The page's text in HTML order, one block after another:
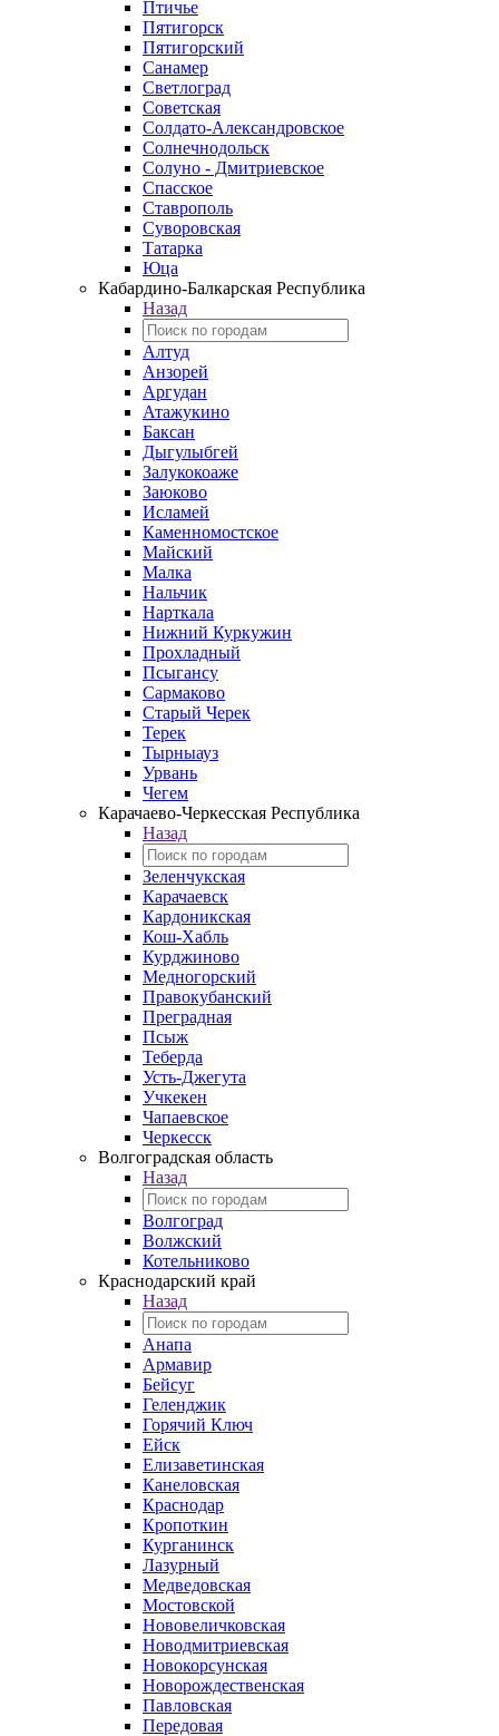
Птичье
Пятигорск
Пятигорский
Санамер
Светлоград
Советская
Солдато-Александровское
Солнечнодольск
Солуно - Дмитриевское
Спасское
Ставрополь
Суворовская
Татарка
Юца
Кабардино‑Балкарская Республика
Назад
Алтуд
Анзорей
Аргудан
Атажукино
Баксан
Дыгулыбгей
Залукокоаже
Заюково
Исламей
Каменномостское
Майский
Малка
Нальчик
Нарткала
Нижний Куркужин
Прохладный
Псыгансу
Сармаково
Старый Черек
Терек
Тырныауз
Урвань
Чегем
Карачаево-Черкесская Республика
Назад
Зеленчукская
Карачаевск
Кардоникская
Кош-Хабль
Курджиново
Медногорский
Правокубанский
Преградная
Псыж
Теберда
Усть-Джегута
Учкекен
Чапаевское
Черкесск
Волгоградская область
Назад
Волгоград
Волжский
Котельниково
Краснодарский край
Назад
Анапа
Армавир
Бейсуг
Геленджик
Горячий Ключ
Ейск
Елизаветинская
Канеловская
Краснодар
Кропоткин
Курганинск
Лазурный
Медведовская
Мостовской
Нововеличковская
Новодмитриевская
Новокорсунская
Новорождественская
Павловская
Передовая